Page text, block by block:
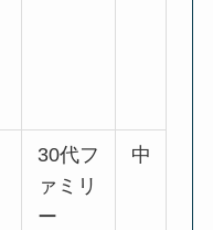
30代フ
ァミリ
ー
中